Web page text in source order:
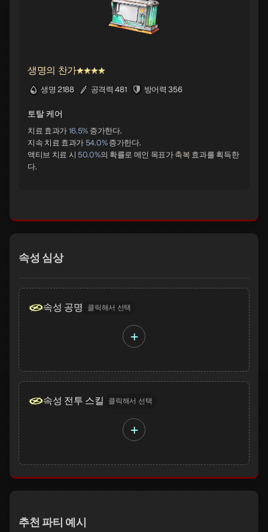
생명의 찬가
생명 2188 공격력 481 방어력 356
토탈 케어
치료 효과가16.5% 증가한다.
지속 치료 효과가 54.0%증가한다.
액티브 치료 시 50.0%의 확률로 메인 목표가축복 효과를 획득한
속성 심상
속성 공명 클릭해서 선택
+
속성 전투 스킬 클릭해서 선택
+
추천 파티 예시